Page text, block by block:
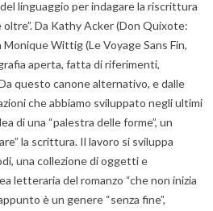
linguaggio per indagare la riscrittura
Da Kathy Acker (Don Quixote:
Monique Wittig (Le Voyage Sans Fin,
aperta, fatta di riferimenti,
questo canone alternativo, e dalle
che abbiamo sviluppato negli ultimi
di una “palestra delle forme”, un
la scrittura. Il lavoro si sviluppa
una collezione di oggetti e
letteraria del romanzo “che non inizia
è un genere “senza fine”,